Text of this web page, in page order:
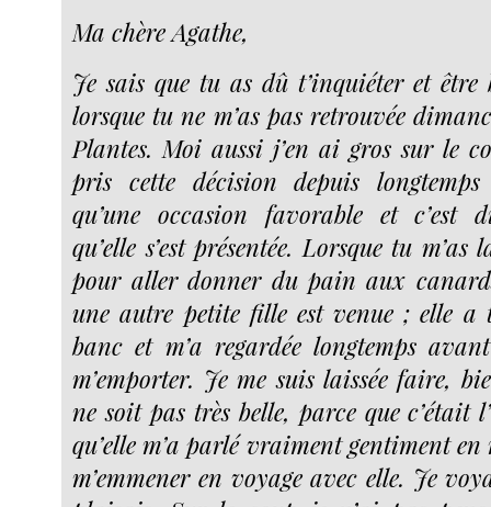
Ma chère Agathe,
Je sais que tu as dû t’inquiéter et être
lorsque tu ne m’as pas retrouvée
Plantes. Moi aussi j’en ai gros sur le
pris cette décision depuis
qu’une occasion favorable et c’est
qu’elle s’est présentée. Lorsque tu
pour aller donner du pain aux
une autre petite fille est venue ; elle
banc et m’a regardée longtemps
m’emporter. Je me suis laissée faire,
ne soit pas très belle, parce que c’était
qu’elle m’a parlé vraiment gentiment
m’emmener en voyage avec elle. Je